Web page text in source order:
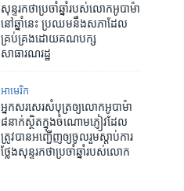
​សុន្ទរកថា​ប្រចាំឆ្នាំ​របស់​លោក​អូបាម៉ា​
នៅ​ឆ្នាំ​នេះ ប្រឈម​នឹង​សភា​ដែល​
គ្រប់គ្រង​ដោយ​គណបក្ស​
សាធារណរដ្ឋ
អាមេរិក​
អ្នក​សរសេរ​សំបុត្រ​ឲ្យ​លោក​អូបាម៉ា
៨នាក់​ស្ថិត​ក្នុង​ចំណោម​ភ្ញៀវ​ដែល​
ត្រូវ​បាន​អញ្ជើញ​ឲ្យ​ចូល​រួម​ស្តាប់​ការ
ថ្លែង​សុន្ទរកថា​ប្រចាំឆ្នាំ​របស់​លោក